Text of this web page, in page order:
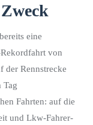
eine
von
der Rennstrecke
Tag
Fahrten: auf die
und Lkw-Fahrer-